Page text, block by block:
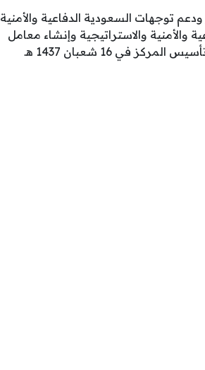
توجهات السعودية الدفاعية والأمنية
والأمنية والاستراتيجية وإنشاء معامل
متقدمة وتطوير الابتكارات التقنية للمنتجات ذات الصلة بالدفاع والأمن تم تأسيس المركز في 16 شعبان 1437 هـ